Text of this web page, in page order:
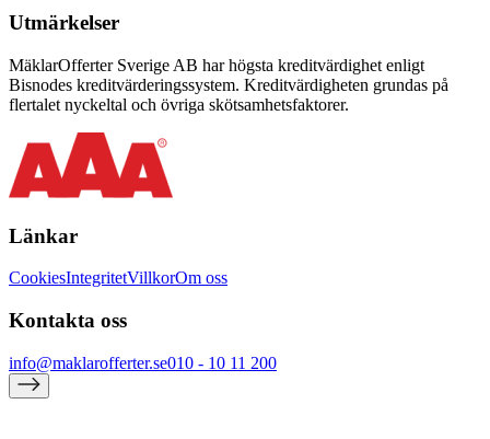
Utmärkelser
MäklarOfferter Sverige AB har högsta kreditvärdighet enligt
Bisnodes kreditvärderingssystem. Kreditvärdigheten grundas på
flertalet nyckeltal och övriga skötsamhetsfaktorer.
Länkar
CookiesIntegritetVillkorOm oss
Kontakta oss
info@maklarofferter.se010 - 10 11 200